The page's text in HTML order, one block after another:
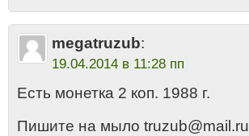
megatruzub:
19.04.2014 в 11:28 пп
Есть монетка 2 коп. 1988 г.
Пишите на мыло truzub@mail.ru